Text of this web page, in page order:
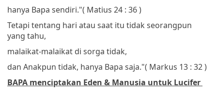
hanya Bapa sendiri."( Matius 24 : 36 )
Tetapi tentang hari atau saat itu tidak seorangpun
yang tahu,
malaikat-malaikat di sorga tidak,
dan Anakpun tidak, hanya Bapa saja."( Markus 13 : 32 )
BAPA menciptakan Eden & Manusia untuk Lucifer